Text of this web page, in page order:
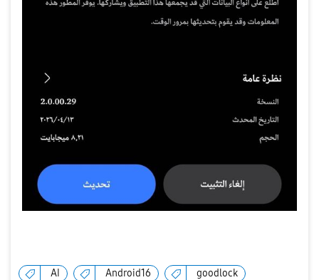
AI Android16 goodlock